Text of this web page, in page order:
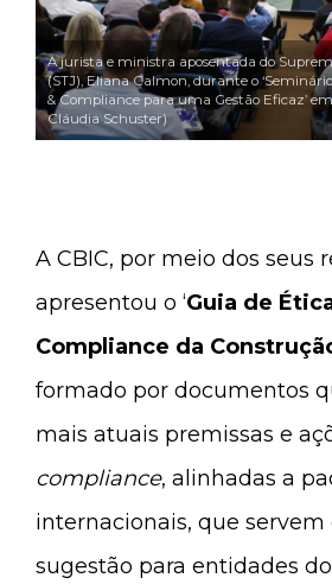
A jurista e ministra aposentada do
(STJ), Eliana Calmon, durante o
& Compliance para uma Gestão Eficaz’
Cláudia Schuster)
A CBIC, por meio dos seus
apresentou o ‘Guia de
Compliance da
formado por documentos
mais atuais premissas e
compliance, alinhadas a
internacionais, que servem
sugestão para entidades